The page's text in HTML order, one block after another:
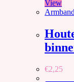
View
€2,25